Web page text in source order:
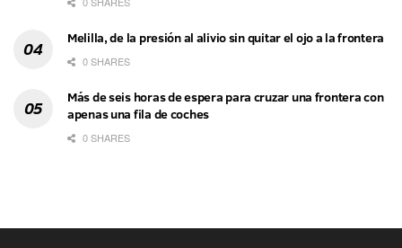
Melilla, de la presión al alivio sin quitar el ojo a la frontera
0 SHARES
Más de seis horas de espera para cruzar una frontera con
apenas una fila de coches
0 SHARES